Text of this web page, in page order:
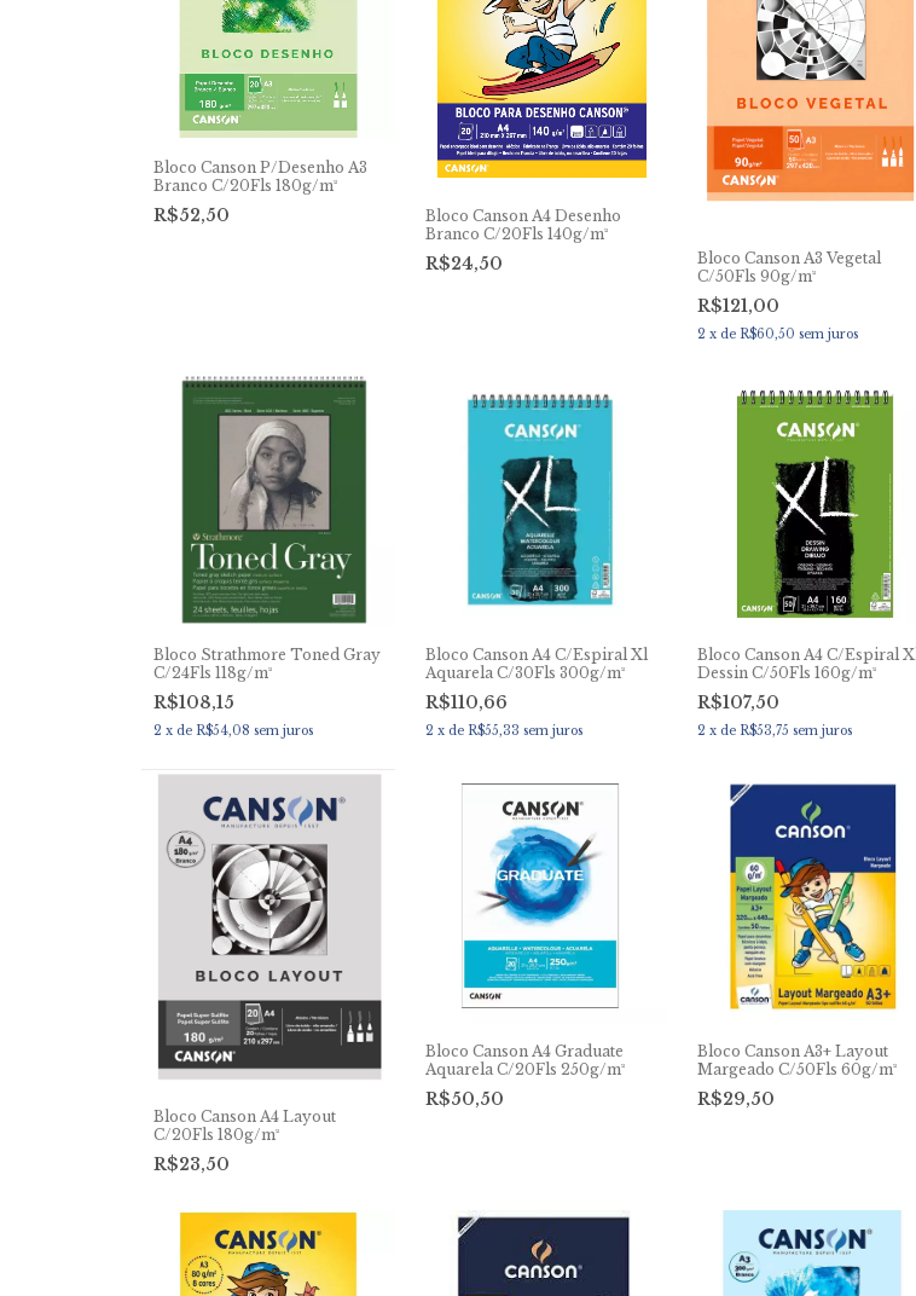
Bloco Canson P/Desenho A3
Branco C/20Fls 180g/m²
R$52,50
Bloco Canson A4 Desenho
Branco C/20Fls 140g/m²
R$24,50
Bloco Canson A3 Vegetal
C/50Fls 90g/m²
R$121,00
2 x de R$60,50 sem juros
Bloco Strathmore Toned Gray
C/24Fls 118g/m²
R$108,15
2 x de R$54,08 sem juros
Bloco Canson A4 C/Espiral Xl
Aquarela C/30Fls 300g/m²
R$110,66
2 x de R$55,33 sem juros
Bloco Canson A4 C/Espiral Xl
Dessin C/50Fls 160g/m²
R$107,50
2 x de R$53,75 sem juros
Bloco Canson A4 Layout
C/20Fls 180g/m²
R$23,50
Bloco Canson A4 Graduate
Aquarela C/20Fls 250g/m²
R$50,50
Bloco Canson A3+ Layout
Margeado C/50Fls 60g/m²
R$29,50